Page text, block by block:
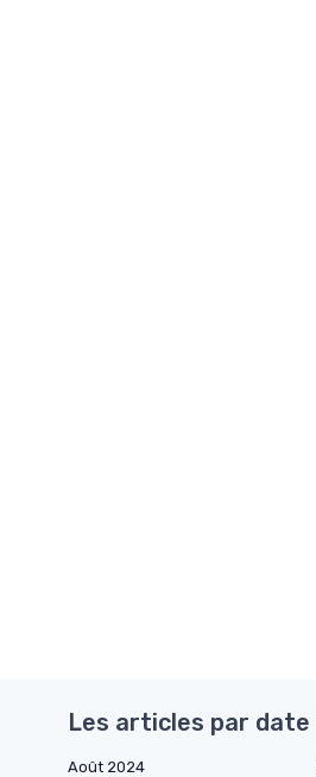
Les articles par date
Août 2024